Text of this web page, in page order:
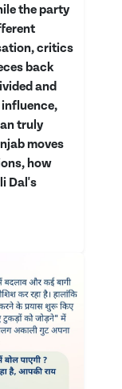
the party
critics
back
and
truly
moves
how
Dal's